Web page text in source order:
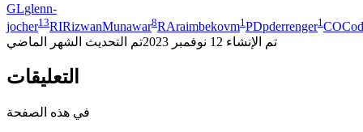
GLglenn-
jocher13RIRizwanMunawar8RAraimbekovm1 PDpderrenger1 CO
تم الإنشاء 12 نوفمبر 2023 تم التحديث الشهر الماضي
التعليقات
في هذه الصفحة